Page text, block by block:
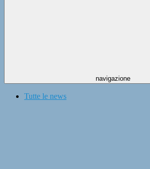
navigazione
Tutte le news